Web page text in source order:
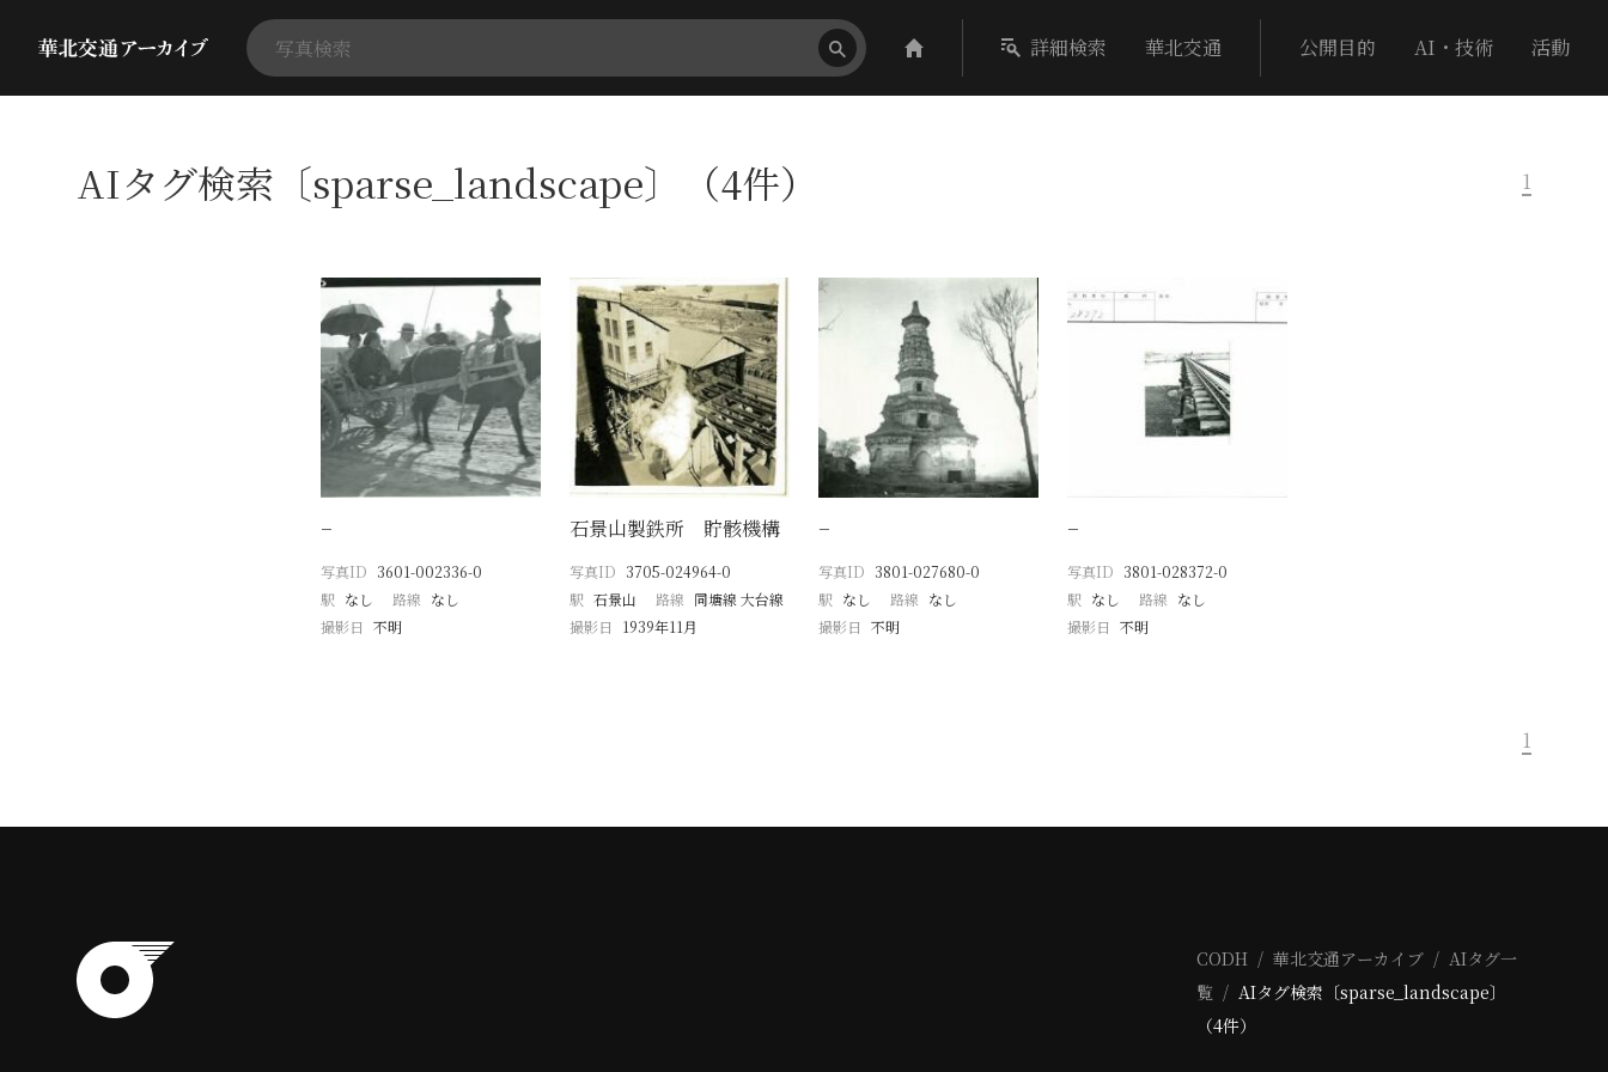
詳細検索 華北交通 公開目的 AI・技術 活動
AIタグ検索〔sparse_landscape〕（4件） 1
−
写真ID 3601-002336-0
駅 なし 路線 なし
撮影日 不明
石景山製鉄所 貯骸機構
写真ID 3705-024964-0
駅 石景山 路線 同塘線 大台線
撮影日
1939年11月
−
写真ID 3801-027680-0
駅 なし 路線 なし
撮影日 不明
−
写真ID 3801-028372-0
駅 なし 路線 なし
撮影日 不明
1
CODH 華北交通アーカイブ
AIタグ一
覧
AIタグ検索〔sparse_landscape〕
（4件）